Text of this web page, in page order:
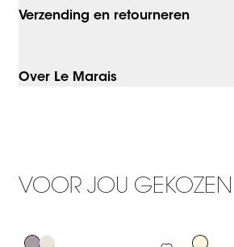
Verzending en retourneren
Over Le Marais
VOOR JOU GEKOZEN